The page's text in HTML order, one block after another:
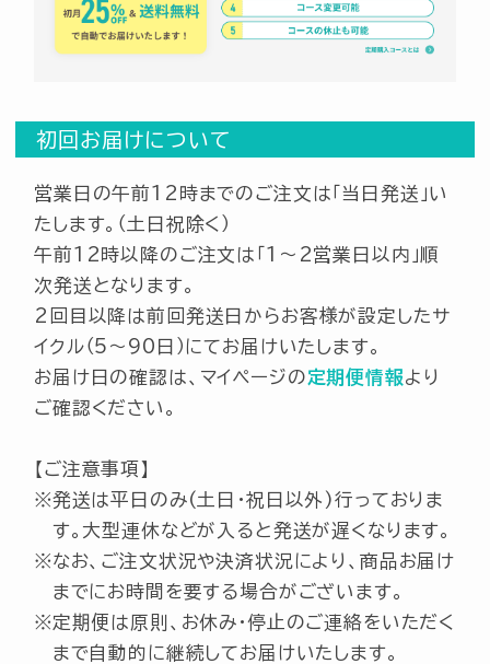
ポイント情報
会員情報
クレジットカード情報
パスワード変更
よくあるご質問
お問い合わせ
ショッピングガイド
ご購入について
定期便について
返品・交換・キャンセルについて
マイページについて
初回お届けについて
営業日の午前12時までのご注文は「当日発送」い
たします。（土日祝除く）
午前12時以降のご注文は「1～2営業日以内」順
次発送となります。
2回目以降は前回発送日からお客様が設定したサ
イクル（5～90日）にてお届けいたします。
お届け日の確認は、マイページの定期便情報より
ご確認ください。
【ご注意事項】
発送は平日のみ(土日･祝日以外)行っておりま
す。大型連休などが入ると発送が遅くなります。
なお、ご注文状況や決済状況により、商品お届け
までにお時間を要する場合がございます。
定期便は原則、お休み・停止のご連絡をいただく
まで自動的に継続してお届けいたします。